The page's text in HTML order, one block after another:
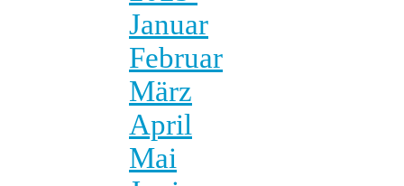
Januar
Februar
März
April
Mai